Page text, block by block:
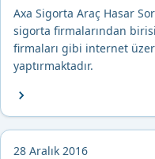
Axa Sigorta Araç Hasar
sigorta firmalarından
firmaları gibi internet
yaptırmaktadır.
28 Aralık 2016